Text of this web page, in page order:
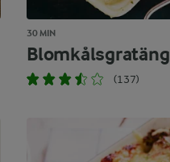
30 MIN
Blomkålsgratäng
(137)